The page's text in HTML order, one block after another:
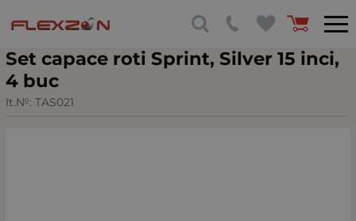
Set capace roti Sprint, Silver 15 inci,
4 buc
It.№: TAS021